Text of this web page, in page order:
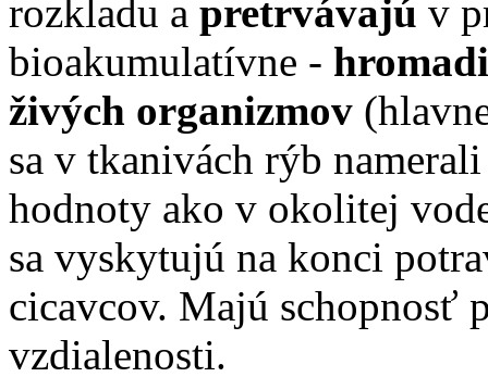
rozkladu a pretrvávajú v
bioakumulatívne -
živých organizmov
sa v tkanivách rýb
hodnoty ako v okolitej
sa vyskytujú na konci
cicavcov. Majú schopnosť
vzdialenosti.